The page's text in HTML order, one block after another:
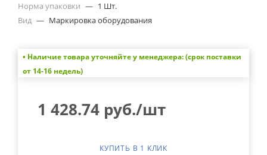
Норма упаковки — 1 Шт.
Вид — Маркировка оборудования
• Наличие товара уточняйте у менеджера: (срок поставки
от 14-16 недель)
1 428.74 руб./шт
КУПИТЬ В 1 КЛИК